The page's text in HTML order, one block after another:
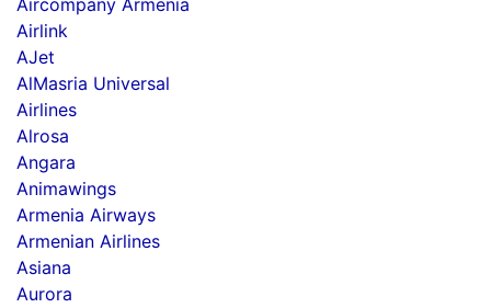
Aircompany Armenia
Airlink
AJet
AlMasria Universal
Airlines
Alrosa
Angara
Animawings
Armenia Airways
Armenian Airlines
Asiana
Aurora